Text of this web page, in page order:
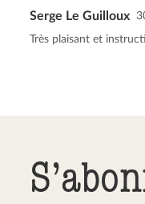
Annuler
Serge Le Guilloux
Très plaisant et